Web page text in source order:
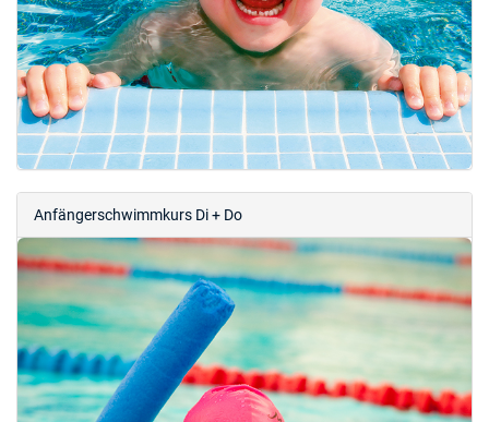
Anfängerschwimmkurs Di + Do